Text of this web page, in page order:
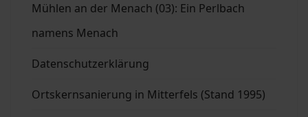
Mühlen an der Menach (03): Ein Perlbach
namens Menach
Datenschutzerklärung
Ortskernsanierung in Mitterfels (Stand 1995)